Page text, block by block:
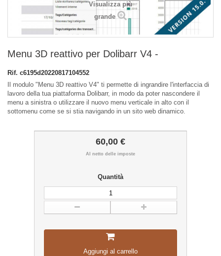
Visualizza più
grande
Menu 3D reattivo per Dolibarr V4 -
Rif. c6195d20220817104552
Il modulo "Menu 3D reattivo V4" ti permette di ingrandire l'interfaccia di
lavoro della tua piattaforma Dolibarr, in modo da poter nascondere il
menu a sinistra o utilizzare il nuovo menu verticale in alto con il
sottomenu come se si stia navigando in un sito web dinamico.
60,00 €
Al netto delle imposte
Quantità
Aggiungi al carrello